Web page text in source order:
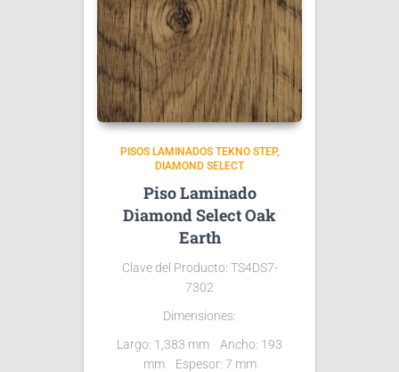
PISOS LAMINADOS TEKNO STEP
DIAMOND SELECT
Piso Laminado
Diamond Select Oak
Earth
Clave del Producto: TS4DS7-
7302
Dimensiones:
Largo: 1,383 mm Ancho: 193
mm Espesor: 7 mm